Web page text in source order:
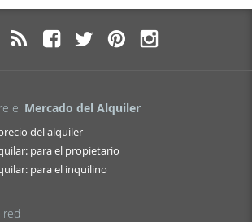
el Mercado del Alquiler
del alquiler
para el propietario
para el inquilino
red